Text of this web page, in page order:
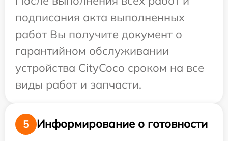
подписания акта выполненных
работ Вы получите документ о
гарантийном обслуживании
устройства CityCoco сроком на все
виды работ и запчасти.
5
Информирование о готовности